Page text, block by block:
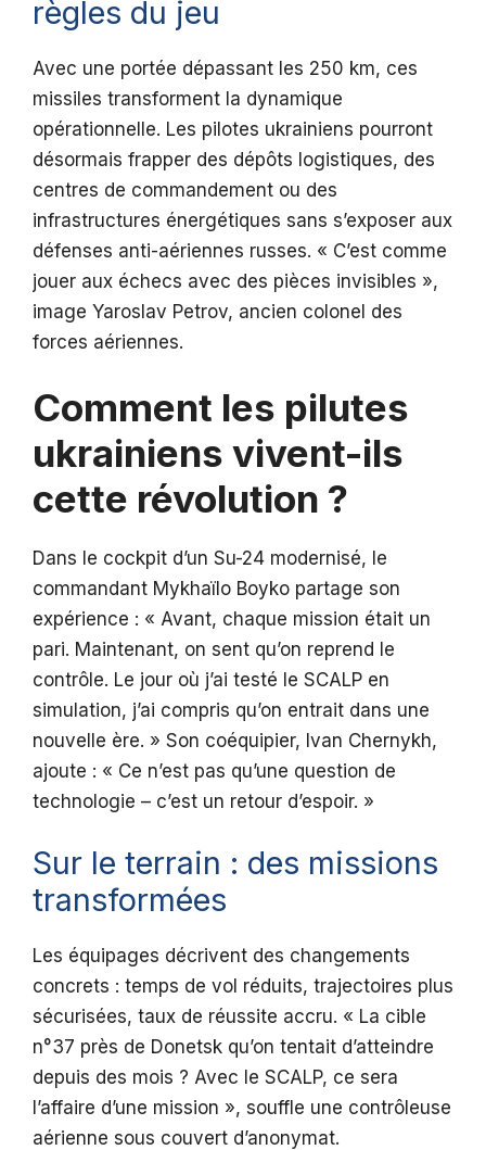
règles du jeu
Avec une portée dépassant les 250 km, ces
missiles transforment la dynamique
opérationnelle. Les pilotes ukrainiens pourront
désormais frapper des dépôts logistiques, des
centres de commandement ou des
infrastructures énergétiques sans s’exposer aux
défenses anti-aériennes russes. « C’est comme
jouer aux échecs avec des pièces invisibles »,
image Yaroslav Petrov, ancien colonel des
forces aériennes.
Comment les pilutes
ukrainiens vivent-ils
cette révolution ?
Dans le cockpit d’un Su-24 modernisé, le
commandant Mykhaïlo Boyko partage son
expérience : « Avant, chaque mission était un
pari. Maintenant, on sent qu’on reprend le
contrôle. Le jour où j’ai testé le SCALP en
simulation, j’ai compris qu’on entrait dans une
nouvelle ère. » Son coéquipier, Ivan Chernykh,
ajoute : « Ce n’est pas qu’une question de
technologie – c’est un retour d’espoir. »
Sur le terrain : des missions
transformées
Les équipages décrivent des changements
concrets : temps de vol réduits, trajectoires plus
sécurisées, taux de réussite accru. « La cible
n°37 près de Donetsk qu’on tentait d’atteindre
depuis des mois ? Avec le SCALP, ce sera
l’affaire d’une mission », souffle une contrôleuse
aérienne sous couvert d’anonymat.